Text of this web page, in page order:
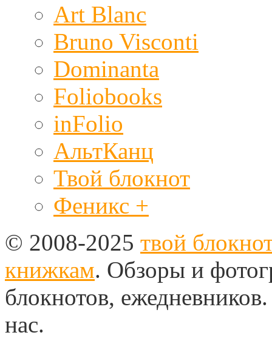
Art Blanc
Bruno Visconti
Dominanta
Foliobooks
inFolio
АльтКанц
Твой блокнот
Феникс +
© 2008-2025 твой
книжкам. Обзоры и
блокнотов,
нас.